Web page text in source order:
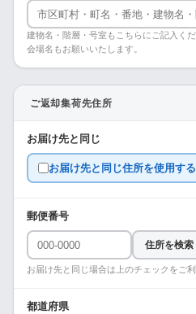
建物名・階層・号室もこちらにご記入く
会場名もお願いいたします。
ご返却集荷先住所
お届け先と同じ
お届け先と同じ住所を使用する
郵便番号
住所を検索
お届け先と同じ場合は上のチェックをご利
都道府県